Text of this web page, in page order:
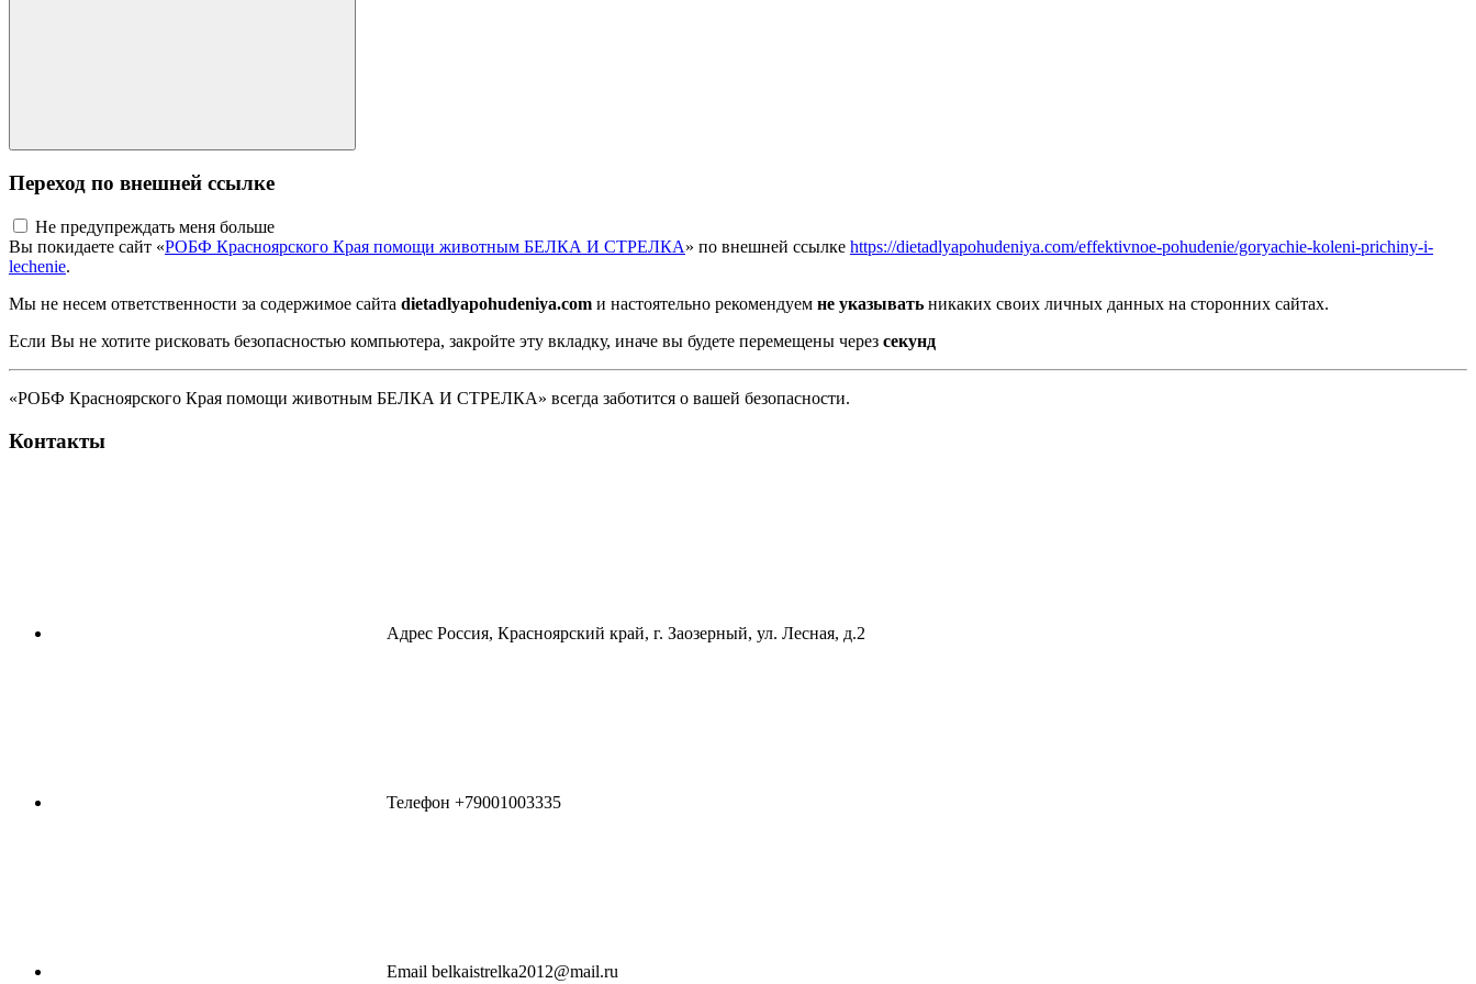
Переход по внешней ссылке
Не предупреждать меня больше
Вы покидаете сайт «РОБФ Красноярского Края помощи животным БЕЛКА И СТРЕЛКА» по внешней ссылке https://dietadlyapohudeniya.com/effektivnoe-pohudenie/goryachie-koleni-prichiny-i-
lechenie.
Мы не несем ответственности за содержимое сайта dietadlyapohudeniya.com и настоятельно рекомендуем не указывать никаких своих личных данных на сторонних сайтах.
Если Вы не хотите рисковать безопасностью компьютера, закройте эту вкладку, иначе вы будете перемещены через секунд
«РОБФ Красноярского Края помощи животным БЕЛКА И СТРЕЛКА» всегда заботится о вашей безопасности.
Контакты
Адрес Россия, Красноярский край, г. Заозерный, ул. Лесная, д.2
Телефон +79001003335
Email belkaistrelka2012@mail.ru